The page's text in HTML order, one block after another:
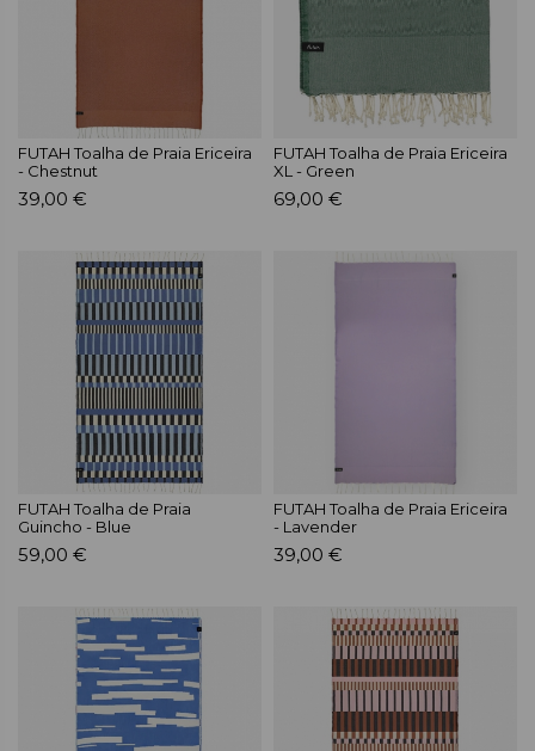
FUTAH Toalha de Praia Ericeira
- Chestnut
39,00 €
FUTAH Toalha de Praia Ericeira
XL - Green
69,00 €
FUTAH Toalha de Praia
Guincho - Blue
59,00 €
FUTAH Toalha de Praia Ericeira
- Lavender
39,00 €